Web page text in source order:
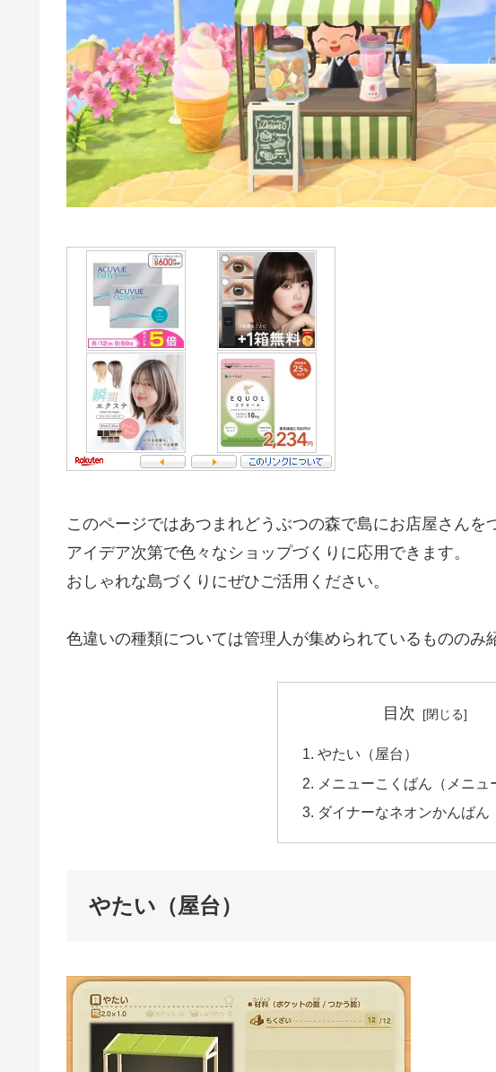
このページではあつまれどうぶつの森で島にお店屋さんを
アイデア次第で色々なショップづくりに応用できます。
おしゃれな島づくりにぜひご活用ください。
色違いの種類については管理人が集められているもののみ
目次
やたい（屋台）
メニューこくばん（メニュ
ダイナーなネオンかんばん
やたい（屋台）